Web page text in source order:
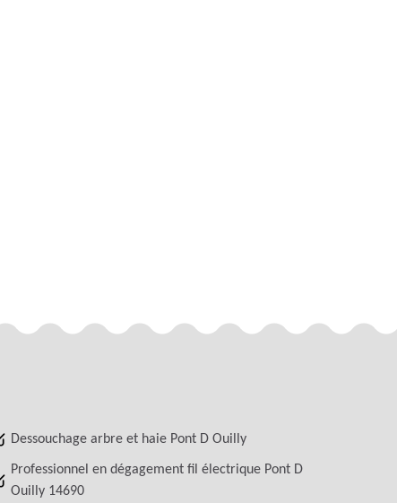
Dessouchage arbre et haie Pont D Ouilly
Professionnel en dégagement fil électrique Pont D
Ouilly 14690